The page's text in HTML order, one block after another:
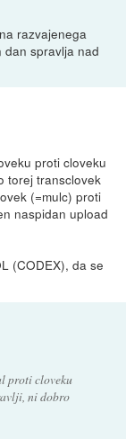
razvajenega
dan spravlja nad
proti cloveku
torej transclovek
(=mulc) proti
naspidan upload
(CODEX), da se
proti cloveku
ni dobro